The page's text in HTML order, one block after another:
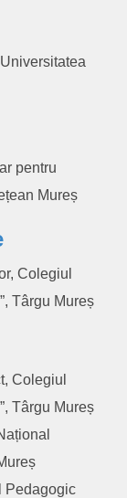
pentru
Mureș
Colegiul
Târgu Mureș
Colegiul
Târgu Mureș
Pedagogic